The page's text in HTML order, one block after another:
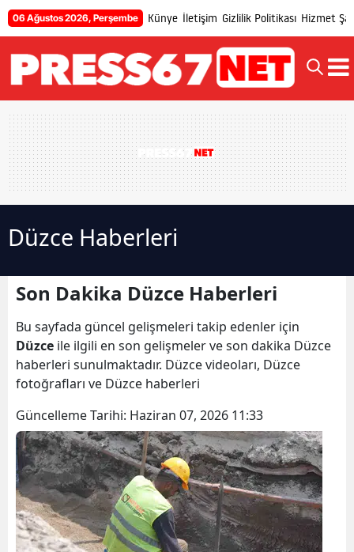
06 Ağustos 2026, Perşembe Künye İletişim Gizlilik Politikası Hizmet
Düzce Haberleri
Son Dakika Düzce Haberleri
Bu sayfada güncel gelişmeleri takip edenler için
Düzce ile ilgili en son gelişmeler ve son dakika Düzce
haberleri sunulmaktadır. Düzce videoları, Düzce
fotoğrafları ve Düzce haberleri
Güncelleme Tarihi: Haziran 07, 2026 11:33